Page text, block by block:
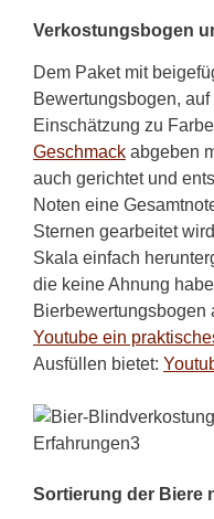
Verkostungsbogen
Dem Paket mit
Bewertungsbogen,
Einschätzung zu
Geschmack abgeben
auch gerichtet und
Noten eine
Sternen gearbeitet
Skala einfach
die keine Ahnung
Bierbewertungsbogen
Youtube ein
Ausfüllen bietet:
Sortierung der Biere